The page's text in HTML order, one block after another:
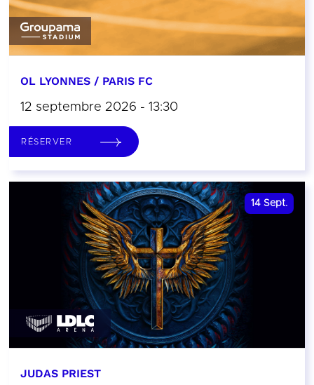
OL LYONNES / PARIS FC
12 septembre 2026 - 13:30
RÉSERVER
14 Sept.
JUDAS PRIEST